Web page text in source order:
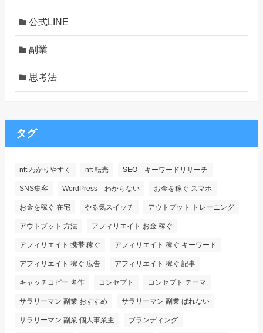
公式LINE
副業
思考法
タグ
nft わかりやすく nft 転売 SEO キーワードリサーチ
SNS集客 WordPress わからない お金を稼ぐ スマホ
お金を稼ぐ 在宅 やる気スイッチ アウトプット トレーニング
アウトプット 方法 アフィリエイト お金 稼ぐ
アフィリエイト 携帯 稼ぐ アフィリエイト 稼ぐ キーワード
アフィリエイト 稼ぐ 広告 アフィリエイト 稼ぐ 記事
キャッチコピー 名作 コンセプト コンセプト テーマ
サラリーマン 副業 おすすめ サラリーマン 副業 ばれない
サラリーマン 副業 個人事業主 ブランディング